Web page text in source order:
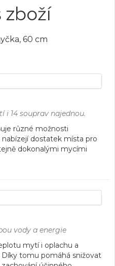
zboží
60 cm
14 souprav najednou.
různé možnosti
dostatek místa pro
dokonalými mycími
vody a energie
mytí i oplachu a
tomu pomáhá snižovat